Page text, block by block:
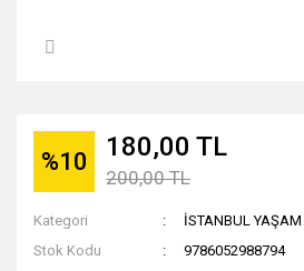
%10 180,00 TL
200,00 TL
Kategori
İSTANBUL YAŞAM
Stok Kodu
9786052988794